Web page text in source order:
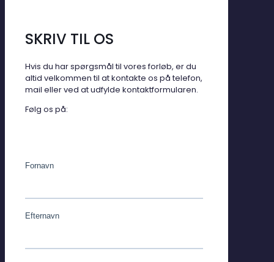
SKRIV TIL OS
Hvis du har spørgsmål til vores forløb, er du
altid velkommen til at kontakte os på telefon,
mail eller ved at udfylde kontaktformularen.
Følg os på: